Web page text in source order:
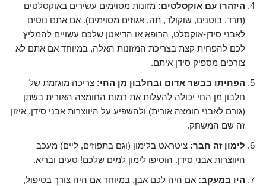
היזהרו עם אוקסלטים: מזונות מסוימים עשירים באוקסלטים
(תרד, בוטנים, שוקולד, תה, אגוזים מסוימים). אם אתם נוטים
לאבני סידן-אוקסלט, הרופא או הדיאטן שלכם עשויים להמליץ
לכם להפחית קצת בצריכת המזונות האלה, במיוחד אם אתם לא
צורכים מספיק סידן איתם.
הפחיתו בבשר אדום ובחלבון מן החי: צריכה מוגזמת של
חלבון מן החי יכולה להעלות את רמות החומצה האורית בשתן
(גורם לאבני חומצה אורית) ולהשפיע על היווצרות אבני סידן. איזון
זה שם המשחק.
לימון זה חבר: ציטראט בלימון (וגם בתפוזים, ליים) מעכב
היווצרות אבני סידן. הוסיפו לימון למים שלכם! טעים ובריא.
היו במעקב: אם היה לכם אבן, במיוחד אם היה צורך בטיפול,